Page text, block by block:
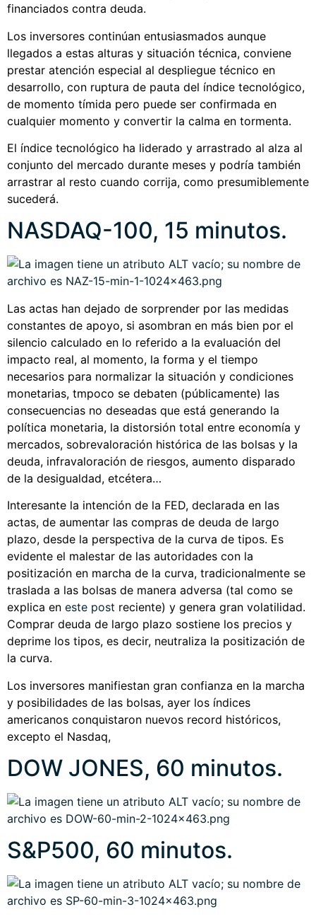
financiados contra deuda.
Los inversores continúan entusiasmados aunque
llegados a estas alturas y situación técnica, conviene
prestar atención especial al despliegue técnico en
desarrollo, con ruptura de pauta del índice tecnológico,
de momento tímida pero puede ser confirmada en
cualquier momento y convertir la calma en tormenta.
El índice tecnológico ha liderado y arrastrado al alza al
conjunto del mercado durante meses y podría también
arrastrar al resto cuando corrija, como presumiblemente
sucederá.
NASDAQ-100, 15 minutos.
Las actas han dejado de sorprender por las medidas
constantes de apoyo, si asombran en más bien por el
silencio calculado en lo referido a la evaluación del
impacto real, al momento, la forma y el tiempo
necesarios para normalizar la situación y condiciones
monetarias, tmpoco se debaten (públicamente) las
consecuencias no deseadas que está generando la
política monetaria, la distorsión total entre economía y
mercados, sobrevaloración histórica de las bolsas y la
deuda, infravaloración de riesgos, aumento disparado
de la desigualdad, etcétera…
Interesante la intención de la FED, declarada en las
actas, de aumentar las compras de deuda de largo
plazo, desde la perspectiva de la curva de tipos. Es
evidente el malestar de las autoridades con la
positización en marcha de la curva, tradicionalmente se
traslada a las bolsas de manera adversa (tal como se
explica en este post reciente) y genera gran volatilidad.
Comprar deuda de largo plazo sostiene los precios y
deprime los tipos, es decir, neutraliza la positización de
la curva.
Los inversores manifiestan gran confianza en la marcha
y posibilidades de las bolsas, ayer los índices
americanos conquistaron nuevos record históricos,
excepto el Nasdaq,
DOW JONES, 60 minutos.
S&P500, 60 minutos.